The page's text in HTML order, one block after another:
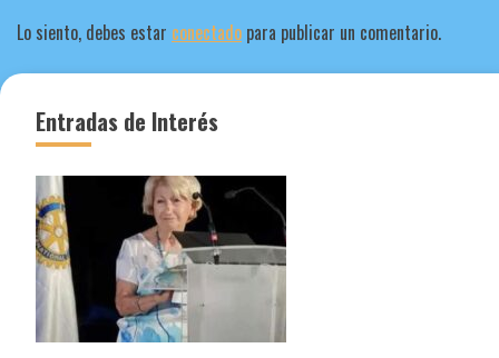
Lo siento, debes estar conectado para publicar un comentario.
Entradas de Interés